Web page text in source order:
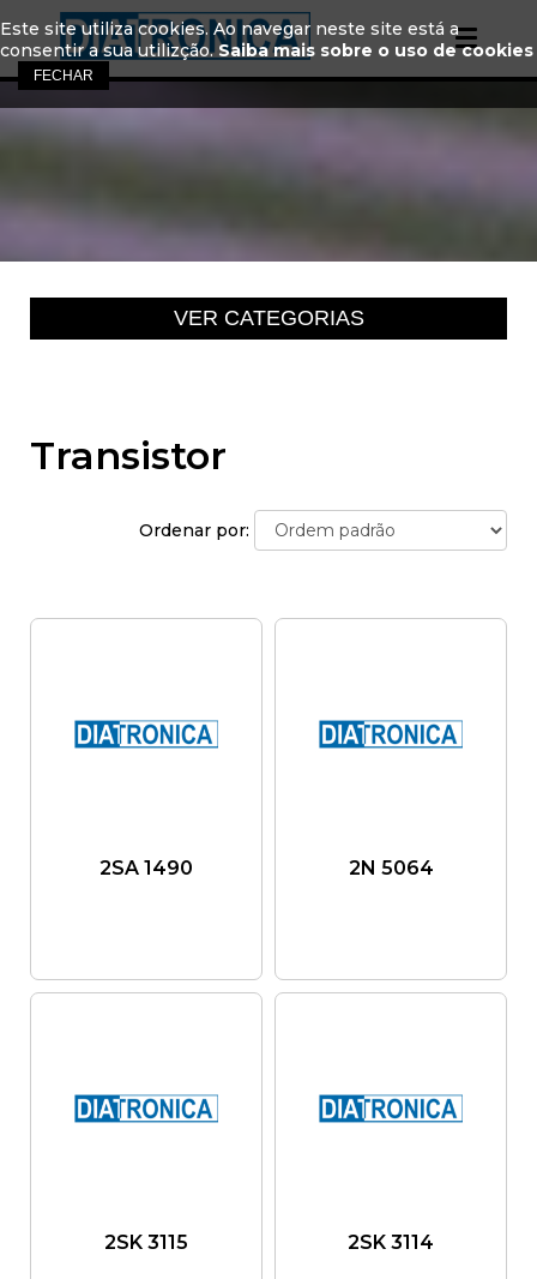
Transistor
Ordenar por:
2SA 1490 2N 5064
2SK 3115 2SK 3114
Este site utiliza cookies. Ao navegar neste site está a
consentir a sua utilizção. Saiba mais sobre o uso de cookies